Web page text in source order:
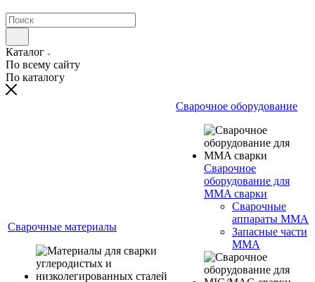
Каталог
По всему сайту
По каталогу
Сварочные материалы
Сварочное оборудование
Сварочное
оборудование для
MMA сварки
Сварочные
аппараты MMA
Запасные части
MMA